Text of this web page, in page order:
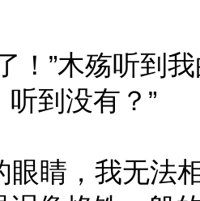
！”木殇听到
到没有？”
睛，我无法